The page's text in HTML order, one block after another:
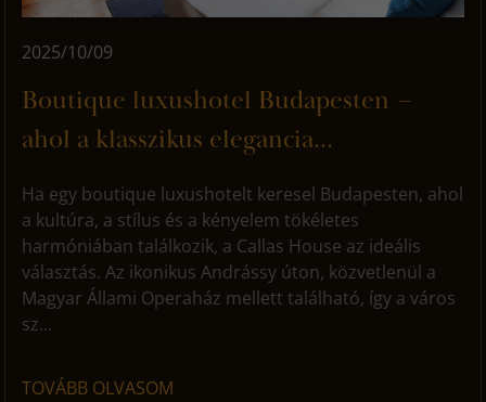
2025/10/09
Boutique luxushotel Budapesten –
ahol a klasszikus elegancia...
Ha egy boutique luxushotelt keresel Budapesten, ahol
a kultúra, a stílus és a kényelem tökéletes
harmóniában találkozik, a Callas House az ideális
választás. Az ikonikus Andrássy úton, közvetlenül a
Magyar Állami Operaház mellett található, így a város
sz...
TOVÁBB OLVASOM